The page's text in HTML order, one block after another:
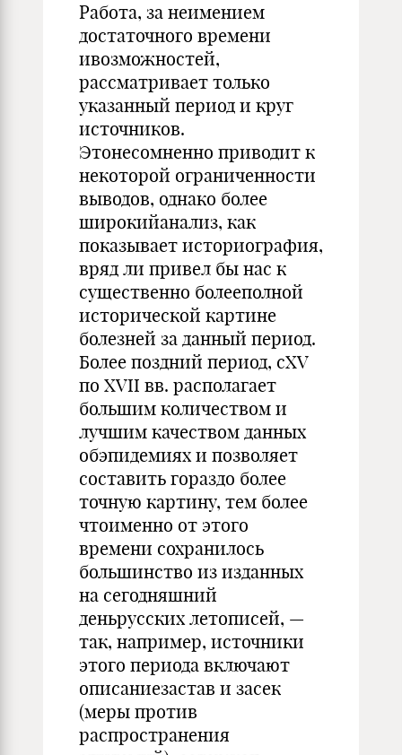
Работа, за неимением
достаточного времени
ивозможностей,
рассматривает только
указанный период и круг
источников.
Этонесомненно приводит к
некоторой ограниченности
выводов, однако более
широкийанализ, как
показывает историография,
вряд ли привел бы нас к
существенно болееполной
исторической картине
болезней за данный период.
Более поздний период, сXV
по XVII вв. располагает
большим количеством и
лучшим качеством данных
обэпидемиях и позволяет
составить гораздо более
точную картину, тем более
чтоименно от этого
времени сохранилось
большинство из изданных
на сегодняшний
деньрусских летописей, —
так, например, источники
этого периода включают
описаниезастав и засек
(меры против
распространения